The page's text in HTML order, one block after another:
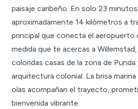
paisaje caribeño. En solo 23
aproximadamente 14 kilómetros a
principal que conecta el aeropuerto
medida que te acercas a
coloridas casas de la zona de
arquitectura colonial. La brisa
olas acompañan el trayecto,
bienvenida vibrante.